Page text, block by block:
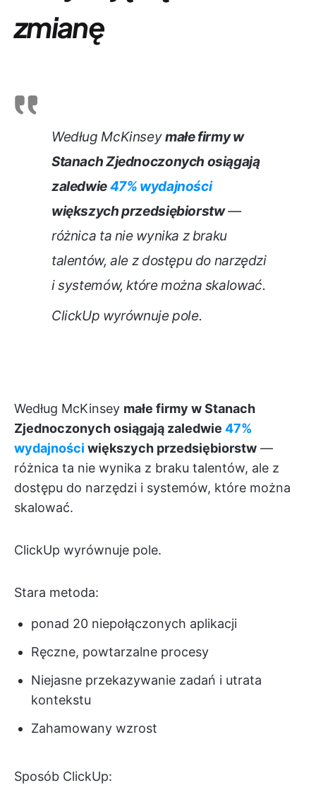
zmianę
Według McKinseymałe firmy w
Stanach Zjednoczonych osiągają
zaledwie47% wydajności
większych przedsiębiorstw—
różnica ta nie wynika z braku
talentów, ale z dostępu do narzędzi
i systemów, które można skalować.
ClickUp wyrównuje pole.
Według McKinsey małe firmy w Stanach
Zjednoczonych osiągają zaledwie 47%
wydajności większych przedsiębiorstw —
różnica ta nie wynika z braku talentów, ale z
dostępu do narzędzi i systemów, które można
skalować.
ClickUp wyrównuje pole.
Stara metoda:
ponad 20 niepołączonych aplikacji
Ręczne, powtarzalne procesy
Niejasne przekazywanie zadań i utrata
kontekstu
Zahamowany wzrost
Sposób ClickUp: